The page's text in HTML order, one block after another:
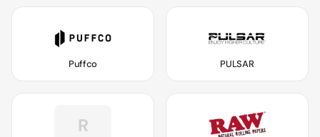
Puffco PULSAR
R